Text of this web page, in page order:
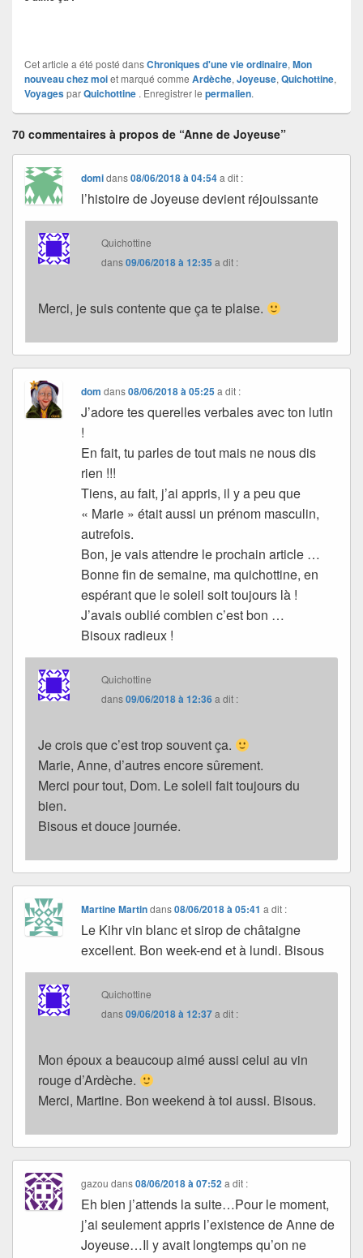
Cet article a été posté dansChroniques d'une vie ordinaire, Mon
nouveau chez moiet marqué comme Ardèche, Joyeuse, Quichottine,
VoyagesparQuichottine . Enregistrer le permalien.
70 commentaires à propos de “Anne de Joyeuse”
domidans08/06/2018 à 04:54 a dit :
l’histoire de Joyeuse devient réjouissante
Quichottine
dans09/06/2018 à 12:35 a dit :
Merci, je suis contente que ça te plaise.
dom dans08/06/2018 à 05:25 a dit :
J’adore tes querelles verbales avec ton lutin
!
En fait, tu parles de tout mais ne nous dis
rien !!!
Tiens, au fait, j’ai appris, il y a peu que
« Marie » était aussi un prénom masculin,
autrefois.
Bon, je vais attendre le prochain article …
Bonne fin de semaine, ma quichottine, en
espérant que le soleil soit toujours là !
J’avais oublié combien c’est bon …
Bisoux radieux !
Quichottine
dans09/06/2018 à 12:36a dit :
Je crois que c’est trop souvent ça.
Marie, Anne, d’autres encore sûrement.
Merci pour tout, Dom. Le soleil fait toujours du
bien.
Bisous et douce journée.
Martine Martindans08/06/2018 à 05:41 a dit :
Le Kihr vin blanc et sirop de châtaigne
excellent. Bon week-end et à lundi. Bisous
Quichottine
dans09/06/2018 à 12:37a dit :
Mon époux a beaucoup aimé aussi celui au vin
rouge d’Ardèche.
Merci, Martine. Bon weekend à toi aussi. Bisous.
gazou dans08/06/2018 à 07:52 a dit :
Eh bien j’attends la suite…Pour le moment,
j’ai seulement appris l’existence de Anne de
Joyeuse…Il y avait longtemps qu’on ne